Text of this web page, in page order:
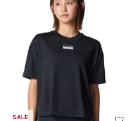
SALE